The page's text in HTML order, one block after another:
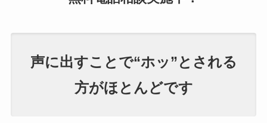
声に出すことで“ホッ”とされる
方がほとんどです